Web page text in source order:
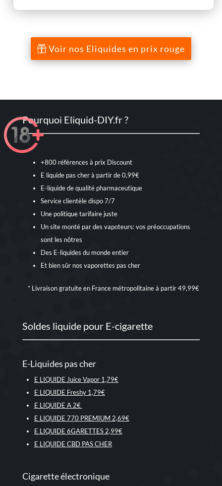
VAPE
sur 5
Voir nos Eliquides en prix rouge
Pourquoi Eliquid-DIY.fr ?
+800 références à prix Discount
E liquide pas cher à partir de 0,99€
E-liquide de qualité pharmaceutique
Service clientèle dispo 7/7
Une politique tarifaire juste
Un site monté par des vapoteurs: vos préoccupations
sont les nôtres
Des E-liquides du monde entier
Et bien sûr nos vaporettes pas cher
* Livraison gratuite en France métropolitaine à partir 49,99€
Soldes liquide pour E-cigarette
E-Liquides pas cher
E LIQUIDE Juice Vapor 1,79€
E LIQUIDE Freshy 1,79€
E LIQUIDE A 2€
E LIQUIDE 770 PREMIUM 2,69€
E LIQUIDE 6GARETTES 2,99€
E LIQUIDE CBD PAS CHER
Cigarette électronique